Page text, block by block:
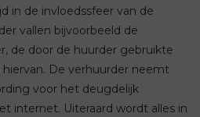
in de invloedssfeer van de
vallen bijvoorbeeld de
de door de huurder gebruikte
De verhuurder neemt
voor het deugdelijk
internet. Uiteraard wordt alles in